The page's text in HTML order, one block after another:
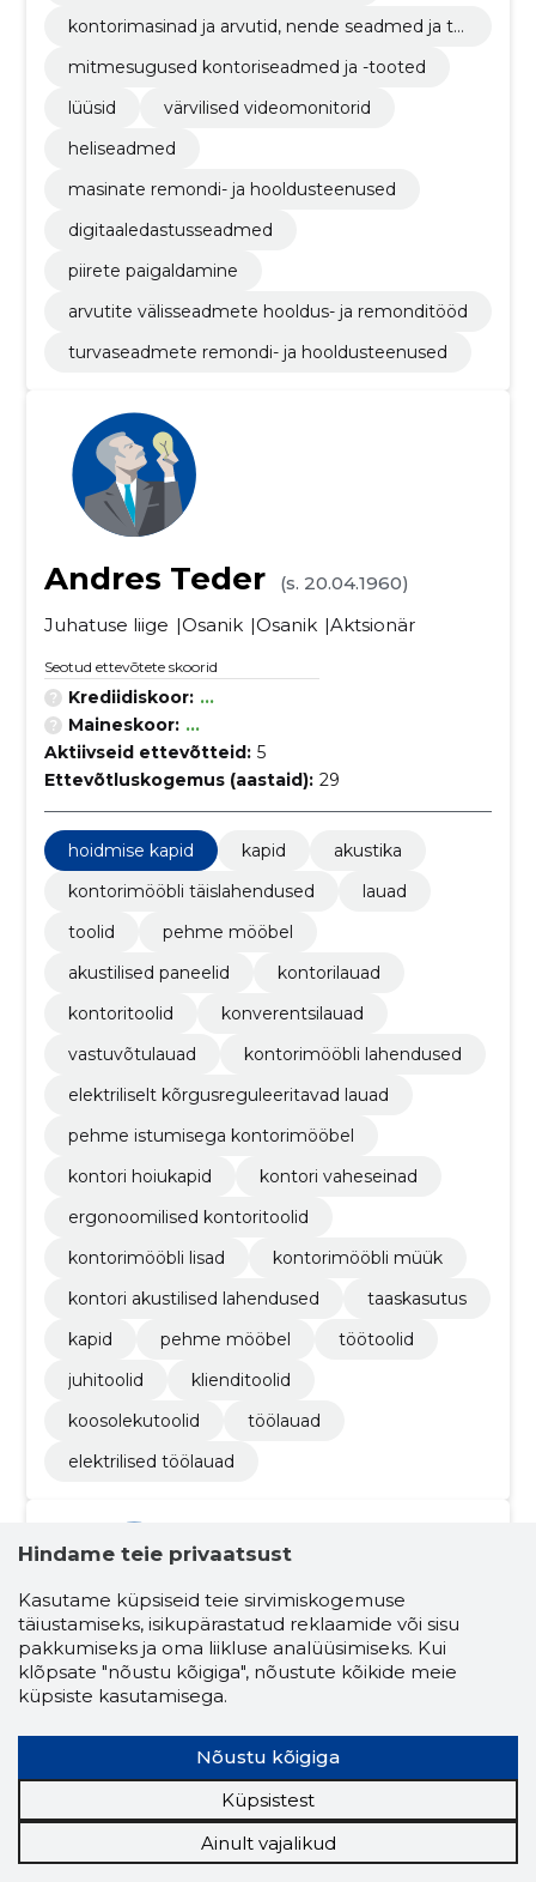
kontorimasinad ja arvutid, nende seadmed ja ta
mitmesugused kontoriseadmed ja -tooted
lüüsid
värvilised videomonitorid
heliseadmed
masinate remondi- ja hooldusteenused
digitaaledastusseadmed
piirete paigaldamine
arvutite välisseadmete hooldus- ja remonditööd
turvaseadmete remondi- ja hooldusteenused
Andres Teder
(s. 20.04.1960)
Juhatuse liige
Osanik Osanik Aktsionär
Seotud ettevõtete skoorid
Krediidiskoor: ...
Maineskoor: ...
Aktiivseid ettevõtteid: 5
Ettevõtluskogemus (aastaid): 29
hoidmise kapid kapid
akustika
kontorimööbli täislahendused
lauad
toolid
pehme mööbel
akustilised paneelid
kontorilauad
kontoritoolid
konverentsilauad
vastuvõtulauad
kontorimööbli lahendused
elektriliselt kõrgusreguleeritavad lauad
pehme istumisega kontorimööbel
kontori hoiukapid
kontori vaheseinad
ergonoomilised kontoritoolid
kontorimööbli lisad
kontorimööbli müük
kontori akustilised lahendused
taaskasutus
kapid
pehme mööbel
töötoolid
juhitoolid
klienditoolid
koosolekutoolid
töölauad
elektrilised töölauad
Tauno Arpo
Juhatuse liige Osanik
Seotud ettevõtete skoorid
Aktiivseid ettevõtteid: 3
Hindame teie privaatsust
Kasutame küpsiseid teie sirvimiskogemuse
täiustamiseks, isikupärastatud reklaamide või sisu
pakkumiseks ja oma liikluse analüüsimiseks. Kui
klõpsate "nõustu kõigiga", nõustute kõikide meie
küpsiste kasutamisega.
Nõustu kõigiga
Küpsistest
Ainult vajalikud